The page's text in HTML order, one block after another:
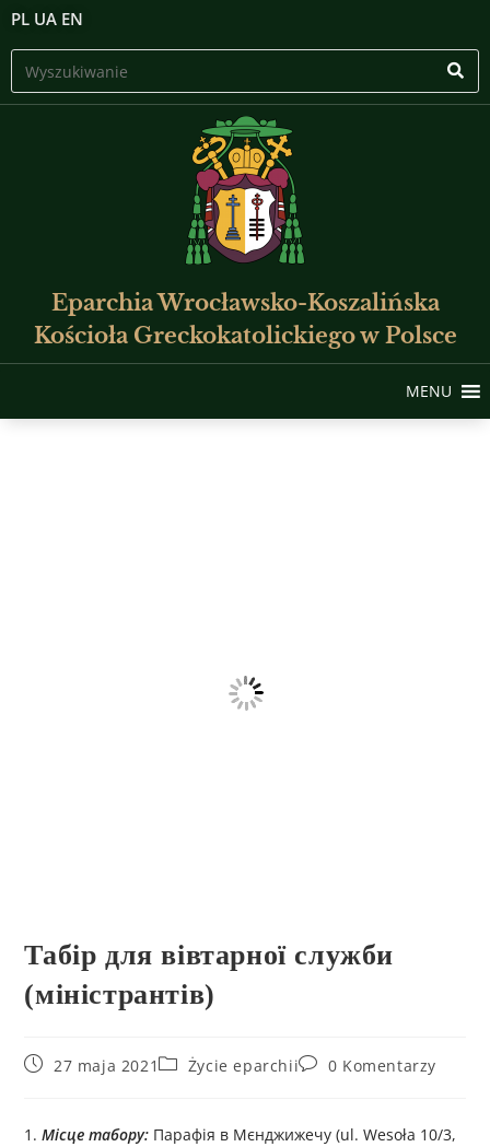
PL UA EN
Eparchia Wrocławsko-Koszalińska
Kościoła Greckokatolickiego w Polsce
MENU
Табір для вівтарної служби
(міністрантів)
27 maja 2021 Życie eparchii 0 Komentarzy
1.Місце табору: Парафія в Мєнджижечу (ul. Wesoła 10/3,